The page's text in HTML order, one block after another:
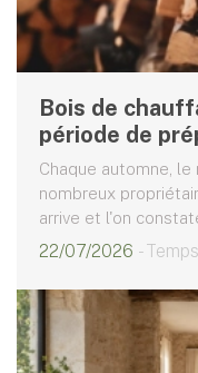
Bois de
période de
Chaque automne,
nombreux
arrive et l'on
22/07/2026 -